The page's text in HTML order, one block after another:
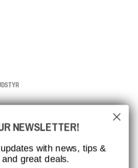
NEWSLETTER!
with news, tips &
great deals.